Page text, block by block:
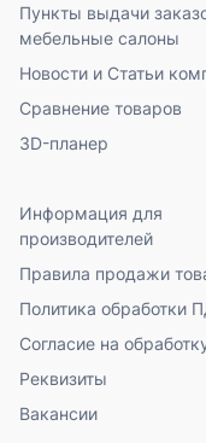
Пункты выдачи
мебельные салоны
Новости и Статьи
Сравнение товаров
3D-планер
Информация для
производителей
Правила продажи
Политика обработки
Согласие на
Реквизиты
Вакансии